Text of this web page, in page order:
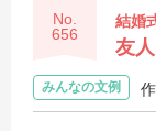
No.
656
結婚
友
みんなの文例